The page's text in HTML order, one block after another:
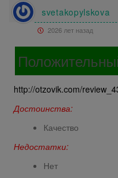
svetakopylskova
2026 лет назад
http://otzovik.com/
Достоинства:
Качество
Недостатки:
Нет